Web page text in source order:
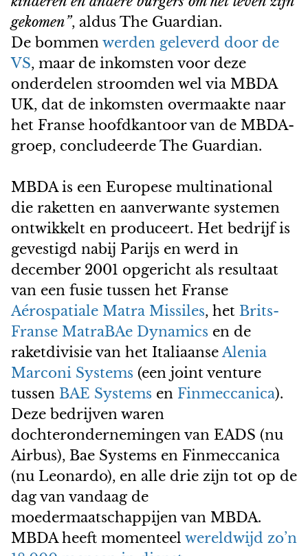
gekomen”, aldus The Guardian.
De bommen werden geleverd door de
VS, maar de inkomsten voor deze
onderdelen stroomden wel via MBDA
UK, dat de inkomsten overmaakte naar
het Franse hoofdkantoor van de MBDA-
groep, concludeerde The Guardian.
MBDA is een Europese multinational
die raketten en aanverwante systemen
ontwikkelt en produceert. Het bedrijf is
gevestigd nabij Parijs en werd in
december 2001 opgericht als resultaat
van een fusie tussen het Franse
Aérospatiale Matra Missiles, het Brits-
Franse MatraBAe Dynamics en de
raketdivisie van het ItaliaanseAlenia
Marconi Systems (een joint venture
tussen BAE Systems en Finmeccanica).
Deze bedrijven waren
dochterondernemingen van EADS (nu
Airbus), Bae Systems en Finmeccanica
(nu Leonardo), en alle drie zijn tot op de
dag van vandaag de
moedermaatschappijen van MBDA.
MBDA heeft momenteel wereldwijd zo’n